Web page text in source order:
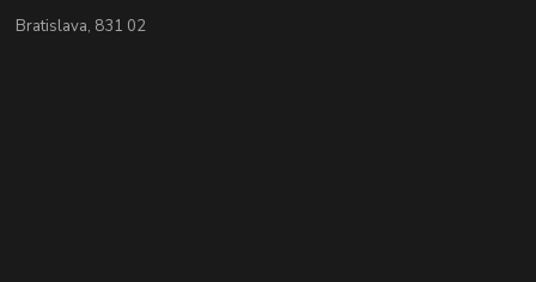
Bratislava, 831 02